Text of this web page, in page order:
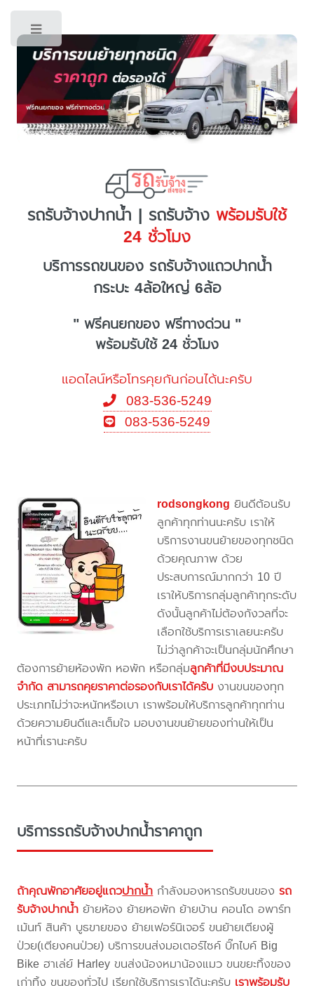
รถรับจ้างปากน้ำ | รถรับจ้าง พร้อมรับใช้
24 ชั่วโมง
บริการรถขนของ รถรับจ้างแถวปากน้ำ
กระบะ 4ล้อใหญ่ 6ล้อ
" ฟรีคนยกของ ฟรีทางด่วน "
พร้อมรับใช้ 24 ชั่วโมง
แอดไลน์หรือโทรคุยกันก่อนได้นะครับ
083-536-5249
083-536-5249
rodsongkong ยินดีต้อนรับ
ลูกค้าทุกท่านนะครับ เราให้
บริการงานขนย้ายของทุกชนิด
ด้วยคุณภาพ ด้วย
ประสบการณ์มากกว่า 10 ปี
เราให้บริการกลุ่มลูกค้าทุกระดับ
ดังนั้นลูกค้าไม่ต้องกังวลที่จะ
เลือกใช้บริการเราเลยนะครับ
ไม่ว่าลูกค้าจะเป็นกลุ่มนักศึกษา
ต้องการย้ายห้องพัก หอพัก หรือกลุ่มลูกค้าที่มีงบประมาณ
จำกัด สามารถคุยราคาต่อรองกับเราได้ครับ งานขนของทุก
ประเภทไม่ว่าจะหนักหรือเบา เราพร้อมให้บริการลูกค้าทุกท่าน
ด้วยความยินดีและเต็มใจ มอบงานขนย้ายของท่านให้เป็น
หน้าที่เรานะครับ
บริการรถรับจ้างปากน้ำราคาถูก
ถ้าคุณพักอาศัยอยู่แถวปากน้ำ กำลังมองหารถรับขนของรถ
รับจ้างปากน้ำ ย้ายห้อง ย้ายหอพัก ย้ายบ้าน คอนโด อพาร์ท
เม้นท์ สินค้า บูธขายของ ย้ายเฟอร์นิเจอร์ ขนย้ายเตียงผู้
ป่วย(เตียงคนป่วย) บริการขนส่งมอเตอร์ไซค์ บิ๊กไบค์ Big
Bike ฮาเล่ย์ Harley ขนส่งน้องหมาน้องแมว ขนขยะทิ้งของ
เก่าทิ้ง ขนของทั่วไป เรียกใช้บริการเราได้นะครับ เราพร้อมรับ
Toggle